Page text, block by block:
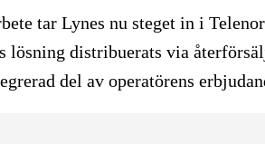
tar Lynes nu steget in i
lösning distribuerats via
del av operatörens